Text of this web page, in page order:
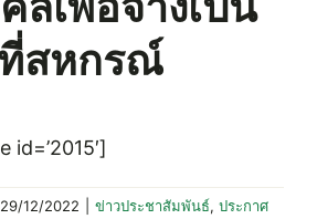
สหกรณ์
id=’2015′]
29/12/2022 ข่าวประชาสัมพันธ์, ประกาศ